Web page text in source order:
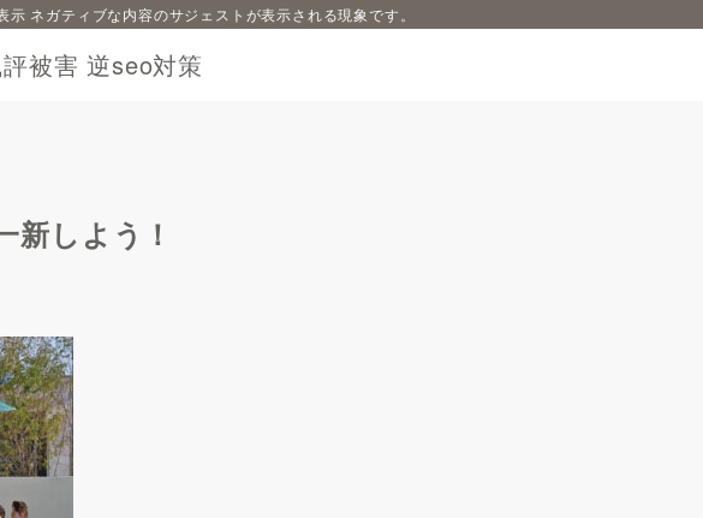
被害 逆seo対策
ネガティブな内容のサジェストが表示される現象です。
しよう！